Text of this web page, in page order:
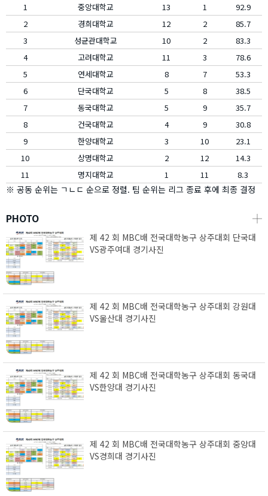
1
중앙대학교 13 1
92.9
2
경희대학교 12 2
85.7
3
성균관대학교 10 2
83.3
4
고려대학교 11 3
78.6
5
연세대학교 8 7
53.3
6
단국대학교 5 8
38.5
7
동국대학교 5 9
35.7
8
건국대학교 4 9
30.8
9
한양대학교 3 10
23.1
10
상명대학교 2 12
14.3
11
명지대학교 1 11 8.3
※ 공동 순위는 ㄱㄴㄷ 순으로 정렬. 팀 순위는 리그 종료 후에 최종 결정
PHOTO ┼
제 42 회 MBC배 전국대학농구 상주대회 단국대
VS광주여대 경기사진
제 42 회 MBC배 전국대학농구 상주대회 강원대
VS울산대 경기사진
제 42 회 MBC배 전국대학농구 상주대회 동국대
VS한양대 경기사진
제 42 회 MBC배 전국대학농구 상주대회 중앙대
VS경희대 경기사진